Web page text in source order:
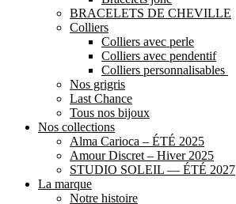
BRACELETS DE CHEVILLE
Colliers
Colliers avec perle
Colliers avec pendentif
Colliers personnalisables
Nos grigris
Last Chance
Tous nos bijoux
Nos collections
Alma Carioca – ÉTÉ 2025
Amour Discret – Hiver 2025
STUDIO SOLEIL — ÉTÉ 2027
La marque
Notre histoire